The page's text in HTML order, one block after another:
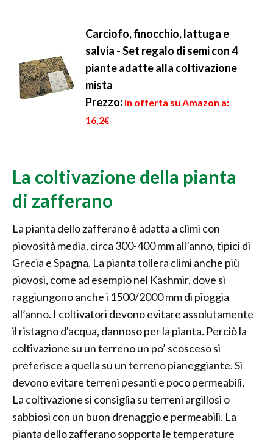
Carciofo, finocchio, lattuga e
salvia - Set regalo di semi con 4
piante adatte alla coltivazione
mista
Prezzo: in offerta su Amazon a:
16,2€
La coltivazione della pianta
di zafferano
La pianta dello zafferano è adatta a climi con
piovosità media, circa 300-400 mm all’anno, tipici di
Grecia e Spagna. La pianta tollera climi anche più
piovosi, come ad esempio nel Kashmir, dove si
raggiungono anche i 1500/2000 mm di pioggia
all’anno. I coltivatori devono evitare assolutamente
il ristagno d'acqua, dannoso per la pianta. Perciò la
coltivazione su un terreno un po’ scosceso si
preferisce a quella su un terreno pianeggiante. Si
devono evitare terreni pesanti e poco permeabili.
La coltivazione si consiglia su terreni argillosi o
sabbiosi con un buon drenaggio e permeabili. La
pianta dello zafferano sopporta le temperature